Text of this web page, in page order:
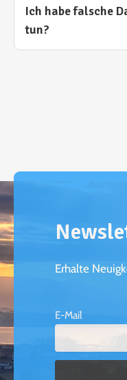
Ich habe falsche
tun?
Erhalte
E-Mail